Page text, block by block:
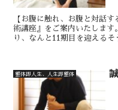
【お腹に触れ、お腹と対話
術講座』をご案内いたします
り、なんと11期目を迎える
変えながらも、土台となる
整体即人生、人生即整体